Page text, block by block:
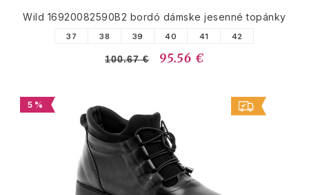
Wild 16920082590B2 bordó dámske jesenné topánky
37 38 39 40 41 42
100.67 € 95.56 €
5 %